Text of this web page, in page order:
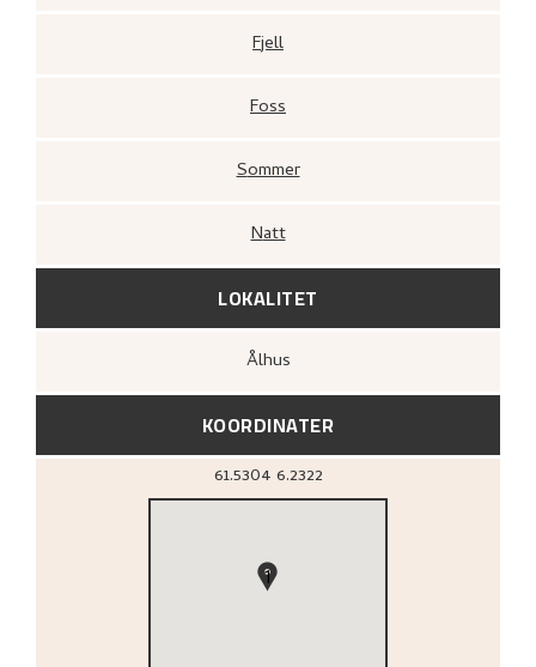
Fjell
Foss
Sommer
Natt
LOKALITET
Ålhus
KOORDINATER
61.5304 6.2322
1